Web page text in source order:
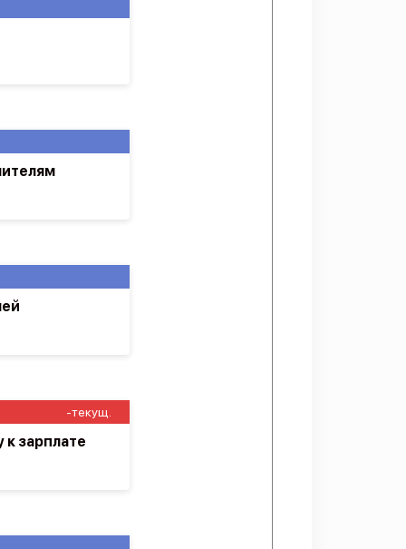
-текущ.
к зарплате